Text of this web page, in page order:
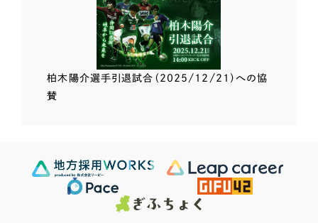
柏木陽介選手引退試合（2025/12/21）への協
賛